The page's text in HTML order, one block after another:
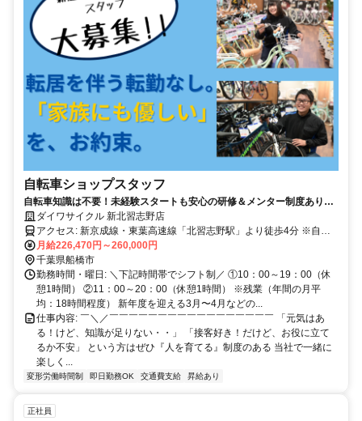
自転車ショップスタッフ
自転車知識は不要！未経験スタートも安心の研修＆メンター制度あり／
残業少なめ・ワークライフバランス充実
ダイワサイクル 新北習志野店
アクセス: 新京成線・東葉高速線「北習志野駅」より徒歩4分 ※自転
車通勤OK（無料駐輪場あり） 自転車の場合も交通費支給（規定あ
り） ※最寄駅まで自転車通勤の場合は駐輪代支給 ※マイカー通勤不
可
月給226,470円～260,000円
千葉県船橋市
勤務時間・曜日: ＼下記時間帯でシフト制／ ①10：00～19：00（休
憩1時間） ②11：00～20：00（休憩1時間） ※残業（年間の月平
均：18時間程度） 新年度を迎える3月〜4月などの...
仕事内容: ￣＼／￣￣￣￣￣￣￣￣￣￣￣￣￣￣￣￣￣ 「元気はあ
る！けど、知識が足りない・・」 「接客好き！だけど、お役に立て
るか不安」 という方はぜひ『人を育てる』制度のある 当社で一緒に
楽しく...
変形労働時間制 即日勤務OK 交通費支給 昇給あり
正社員